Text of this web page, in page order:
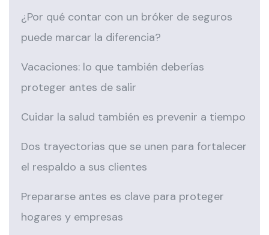
¿Por qué contar con un bróker de seguros
puede marcar la diferencia?
Vacaciones: lo que también deberías
proteger antes de salir
Cuidar la salud también es prevenir a tiempo
Dos trayectorias que se unen para fortalecer
el respaldo a sus clientes
Prepararse antes es clave para proteger
hogares y empresas